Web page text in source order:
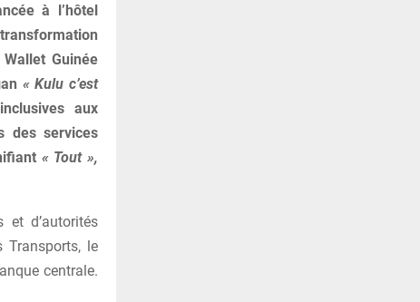
à l’hôtel
Guinée
« Kulu c’est
aux
des services
« Tout »,
et d’autorités
Transports, le
centrale.